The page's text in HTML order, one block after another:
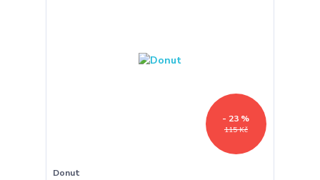
115 Kč
- 23 %
Donut